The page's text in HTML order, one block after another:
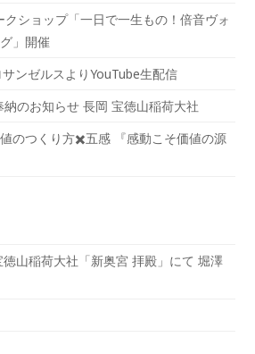
ショップ「一日で一生もの！倍音ヴォ
」開催
ンゼルスよりYouTube生配信
のお知らせ 長岡 宝徳山稲荷大社
のつくり方✖️五感 『感動こそ価値の源
山稲荷大社「新奥宮 拝殿」にて 堀澤